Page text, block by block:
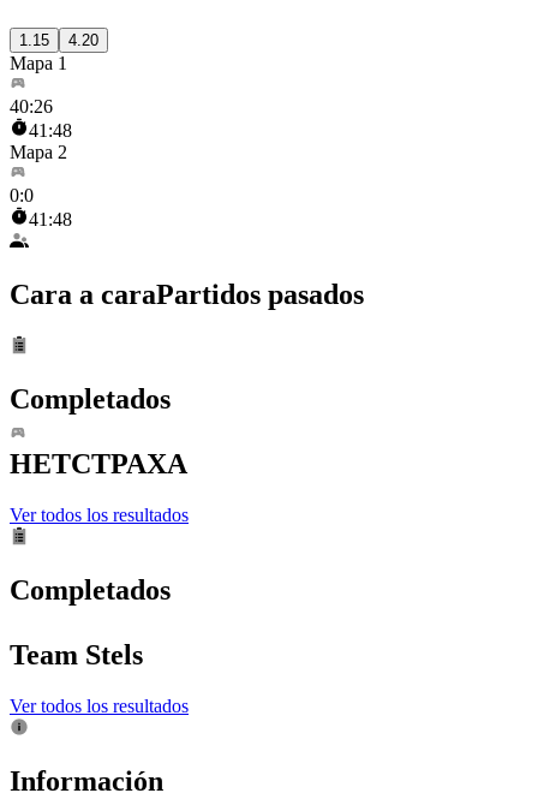
1.15 4.20
Mapa 1
40:26
41:48
Mapa 2
0:0
41:48
Cara a caraPartidos pasados
Completados
HETCTPAXA
Ver todos los resultados
Completados
Team Stels
Ver todos los resultados
Información